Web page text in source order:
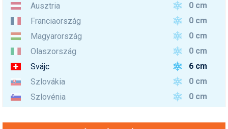
Ausztria
0 cm
Franciaország
0 cm
Magyarország
0 cm
Olaszország
0 cm
Svájc
6 cm
Szlovákia
0 cm
Szlovénia
0 cm